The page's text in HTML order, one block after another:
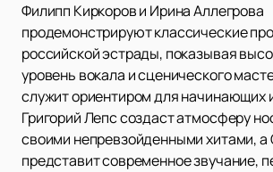
Филипп Киркоров и Ирина Аллегрова
продемонстрируют классические
российской эстрады, показывая
уровень вокала и сценического
служит ориентиром для начинающих
Григорий Лепс создаст атмосферу
своими непревзойденными хитами, а
представит современное звучание,